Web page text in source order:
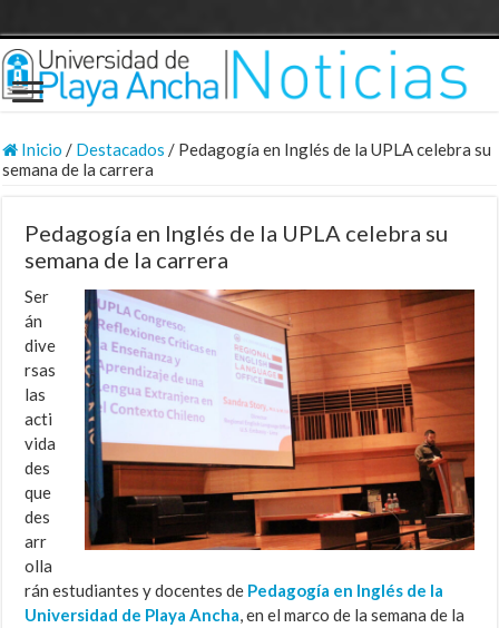
Inicio / Destacados / Pedagogía en Inglés de la UPLA celebra su
semana de la carrera
Pedagogía en Inglés de la UPLA celebra su
semana de la carrera
Ser
án
dive
rsas
las
acti
vida
des
que
des
arr
olla
rán estudiantes y docentes de Pedagogía en Inglés de la
Universidad de Playa Ancha, en el marco de la semana de la